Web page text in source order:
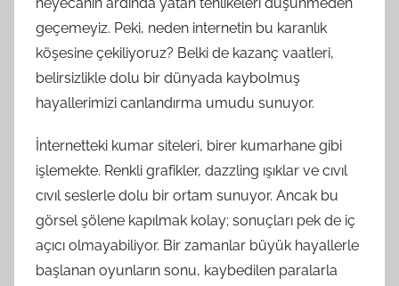
geçemeyiz. Peki, neden internetin bu karanlık
köşesine çekiliyoruz? Belki de kazanç vaatleri,
belirsizlikle dolu bir dünyada kaybolmuş
hayallerimizi canlandırma umudu sunuyor.
İnternetteki kumar siteleri, birer kumarhane gibi
işlemekte. Renkli grafikler, dazzling ışıklar ve cıvıl
cıvıl seslerle dolu bir ortam sunuyor. Ancak bu
görsel şölene kapılmak kolay; sonuçları pek de iç
açıcı olmayabiliyor. Bir zamanlar büyük hayallerle
başlanan oyunların sonu, kaybedilen paralarla